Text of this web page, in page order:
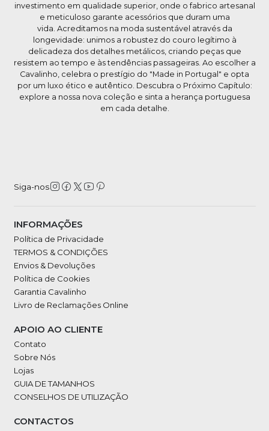
investimento em qualidade superior, onde o fabrico artesanal
e meticuloso garante acessórios que duram uma
vida. Acreditamos na moda sustentável através da
longevidade: unimos a robustez do couro legítimo à
delicadeza dos detalhes metálicos, criando peças que
resistem ao tempo e às tendências passageiras. Ao escolher a
Cavalinho, celebra o prestígio do "Made in Portugal" e opta
por um luxo ético e autêntico. Descubra o Próximo Capítulo:
explore a nossa nova coleção e sinta a herança portuguesa
em cada detalhe.
Siga-nos
INFORMAÇÕES
Política de Privacidade
TERMOS & CONDIÇÕES
Envios & Devoluções
Política de Cookies
Garantia Cavalinho
Livro de Reclamações Online
APOIO AO CLIENTE
Contato
Sobre Nós
Lojas
GUIA DE TAMANHOS
CONSELHOS DE UTILIZAÇÃO
CONTACTOS